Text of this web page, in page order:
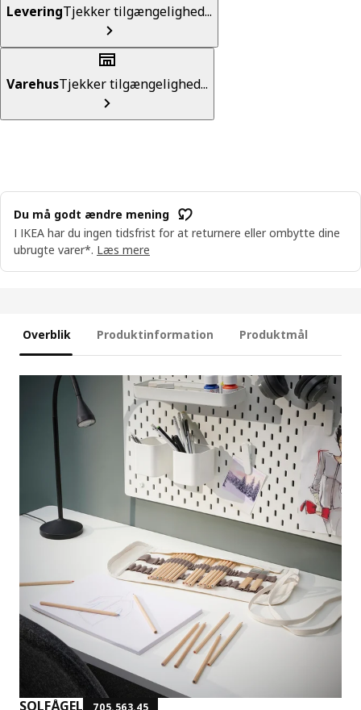
LeveringTjekker tilgængelighed...
VarehusTjekker tilgængelighed...
Du må godt ændre mening
I IKEA har du ingen tidsfrist for at returnere eller ombytte dine
ubrugte varer*. Læs mere
Overblik Produktinformation Produktmål
SOLFÅGEL 705.563.45